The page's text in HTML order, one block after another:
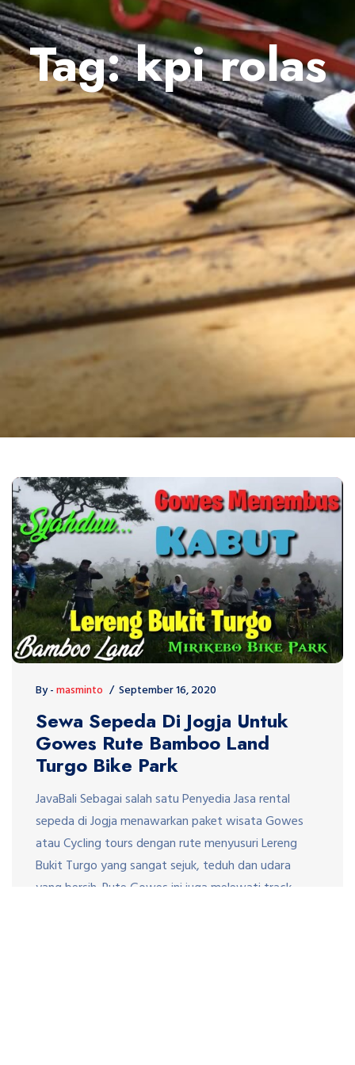
Tag:kpi rolas
By -masminto September 16, 2020
Sewa Sepeda Di Jogja Untuk
Gowes Rute Bamboo Land
Turgo Bike Park
JavaBali Sebagai salah satu Penyedia Jasa rental
sepeda di Jogja menawarkan paket wisata Gowes
atau Cycling tours dengan rute menyusuri Lereng
Bukit Turgo yang sangat sejuk, teduh dan udara
yang bersih. Rute Gowes ini juga melewati track